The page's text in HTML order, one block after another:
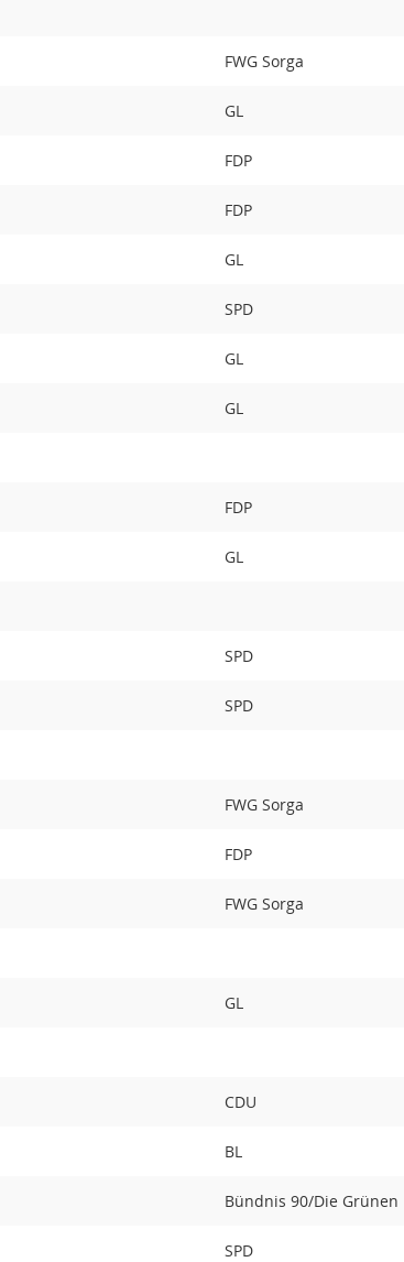
FWG Sorga
GL
FDP
FDP
GL
SPD
GL
GL
FDP
GL
SPD
SPD
FWG Sorga
FDP
FWG Sorga
GL
CDU
BL
Bündnis 90/Die Grünen
SPD